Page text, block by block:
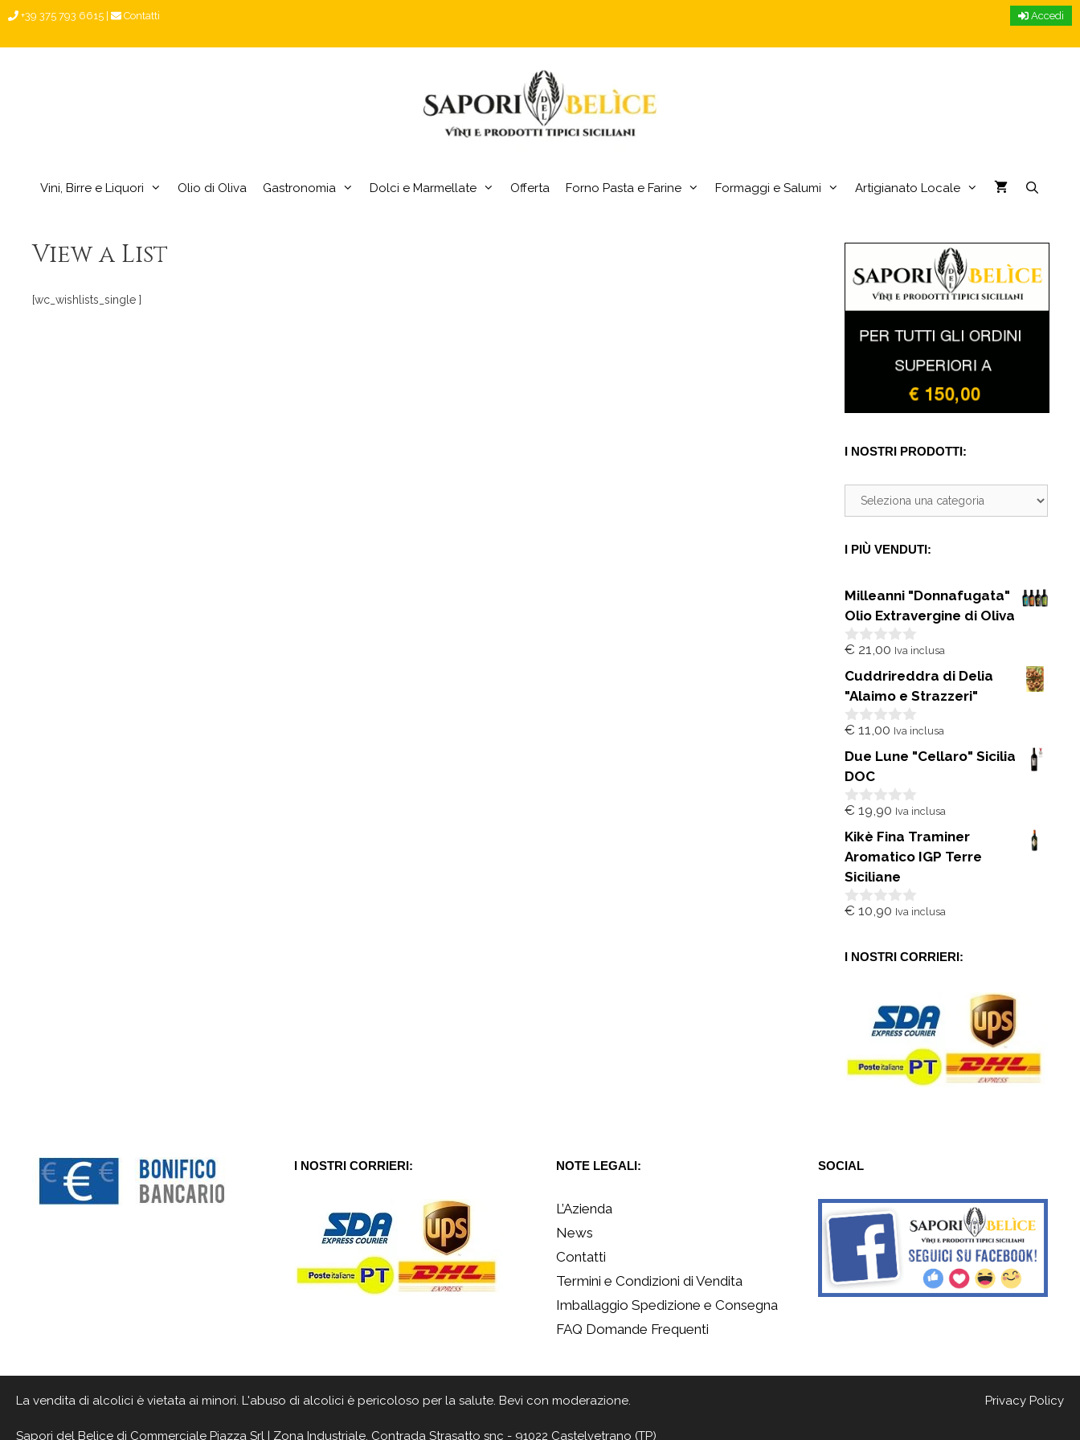
Accedi
+39 375 793 6615 Contatti
Vini, Birre e Liquori Olio di Oliva Gastronomia Dolci e Marmellate Offerta Forno Pasta e Farine Formaggi e Salumi Artigianato Locale
View a List
[wc_wishlists_single ]
I NOSTRI PRODOTTI:
I PIÙ VENDUTI:
Milleanni "Donnafugata"
Olio Extravergine di Oliva
0
u
5
€ 21,00 Iva inclusa
Cuddrireddra di Delia
"Alaimo e Strazzeri"
0
u
5
€ 11,00 Iva inclusa
Due Lune "Cellaro" Sicilia
DOC
0
u
5
€ 19,90 Iva inclusa
Kikè Fina Traminer
Aromatico IGP Terre
Siciliane
0
5
€ 10,90 Iva inclusa
I NOSTRI CORRIERI:
I NOSTRI CORRIERI: NOTE LEGALI:
L’Azienda
News
Contatti
Termini e Condizioni di Vendita
Imballaggio Spedizione e Consegna
FAQ Domande Frequenti
SOCIAL
Privacy Policy
La vendita di alcolici è vietata ai minori. L'abuso di alcolici è pericoloso per la salute. Bevi con moderazione.
Sapori del Belìce di Commerciale Piazza Srl | Zona Industriale, Contrada Strasatto snc - 91022 Castelvetrano (TP)